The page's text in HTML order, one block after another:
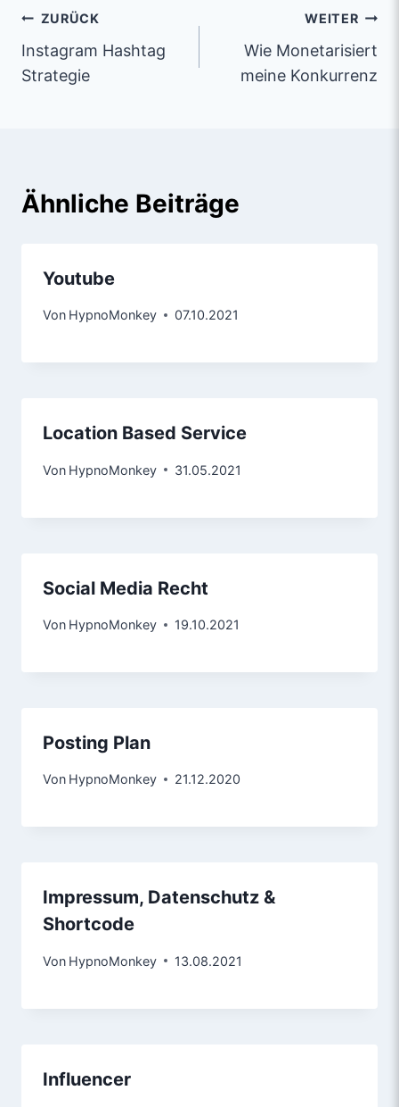
ZURÜCK
Instagram Hashtag
Strategie
WEITER
Wie Monetarisiert
meine Konkurrenz
Ähnliche Beiträge
Youtube
Von HypnoMonkey 07.10.2021
Location Based Service
Von HypnoMonkey 31.05.2021
Social Media Recht
Von HypnoMonkey 19.10.2021
Posting Plan
Von HypnoMonkey 21.12.2020
Impressum, Datenschutz &
Shortcode
Von HypnoMonkey 13.08.2021
Influencer